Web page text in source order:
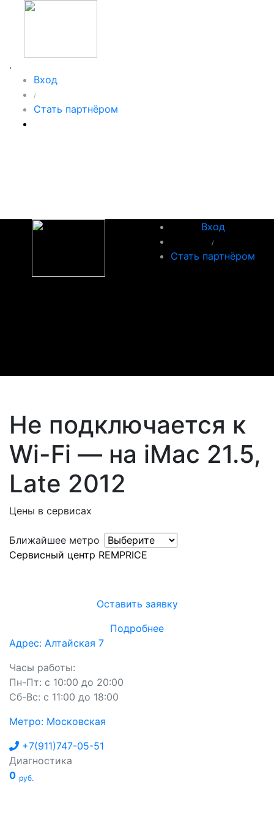
.
Вход
/
Стать партнёром
Вход
/
Стать партнёром
Не подключается к
Wi-Fi — на iMac 21.5,
Late 2012
Цены в сервисах
Ближайшее метро
Сервисный центр REMPRICE
Оставить заявку
Подробнее
Адрес: Алтайская 7
Часы работы:
Пн-Пт: с 10:00 до 20:00
Сб-Вс: с 11:00 до 18:00
Метро: Московская
+7(911)747-05-51
Диагностика
0 руб.